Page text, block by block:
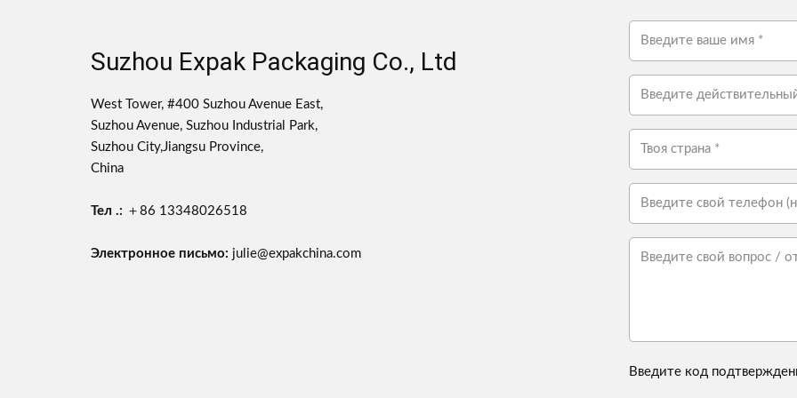
Suzhou Expak Packaging Co., Ltd
West Tower, #400 Suzhou Avenue East,
Suzhou Avenue, Suzhou Industrial Park,
Suzhou City,Jiangsu Province,
China
Тел .: ＋86 13348026518
Электронное письмо: julie@expakchina.com
Введите код